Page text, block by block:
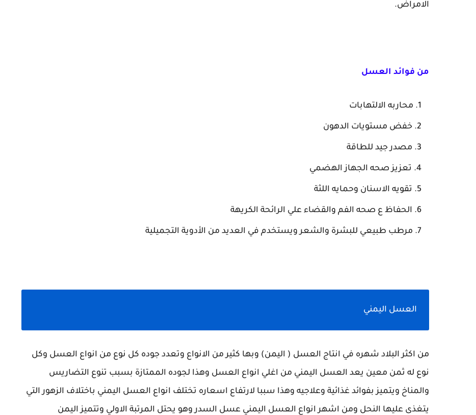
الامراض.
من فوائد العسل
محاربه الالتهابات
خفض مستويات الدهون
مصدر جيد للطاقة
تعزيز صحه الجهاز الهضمي
تقويه الاسنان وحمايه اللثة
الحفاظ ع صحه الفم والقضاء علي الرائحة الكريهة
مرطب طبيعي للبشرة والشعر ويستخدم في العديد من الأدوية التجميلية
العسل اليمني
من اكثر البلاد شهره في انتاج العسل ( اليمن) وبها كثير من الانواع وتعدد جوده كل نوع من انواع العسل وكل
نوع له ثمن معين يعد العسل اليمني من اغلي انواع العسل وهذا لجوده الممتازة بسبب تنوع التضاريس
والمناخ ويتميز بفوائد غذائية وعلاجيه وهذا سببا لارتفاع اسعاره تختلف انواع العسل اليمني باختلاف الزهور التي
يتغذى عليها النحل ومن اشهر انواع العسل اليمني عسل السدر وهو يحتل المرتبة الاولي وتتميز اليمن